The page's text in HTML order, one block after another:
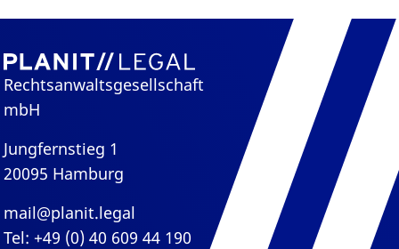
Rechtsanwaltsgesellschaft
mbH
Jungfernstieg 1
20095 Hamburg
mail@planit.legal
Tel: +49 (0) 40 609 44 190